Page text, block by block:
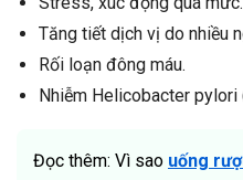
Tăng tiết dịch vị do nhiều
Rối loạn đông máu.
Nhiễm Helicobacter pylori
Đọc thêm: Vì sao uống